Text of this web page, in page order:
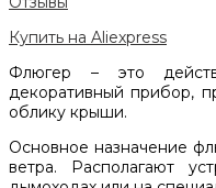
Купить на Aliexpress
Флюгер – это
декоративный прибор,
облику крыши.
Основное назначение
ветра. Располагают